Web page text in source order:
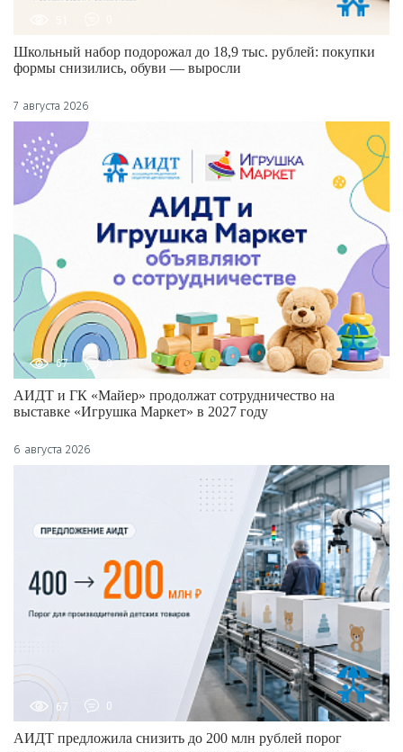
Школьный набор подорожал до 18,9 тыс. рублей: покупки
формы снизились, обуви — выросли
7 августа 2026
67 0
АИДТ и ГК «Майер» продолжат сотрудничество на
выставке «Игрушка Маркет» в 2027 году
6 августа 2026
67 0
АИДТ предложила снизить до 200 млн рублей порог